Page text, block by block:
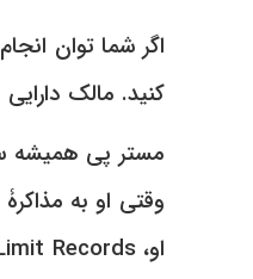
اگر شما توان
کنید. مالک
مستر پی همیشه